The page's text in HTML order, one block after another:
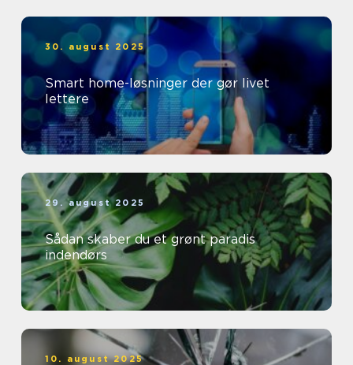
30. august 2025
Smart home-løsninger der gør livet
lettere
29. august 2025
Sådan skaber du et grønt paradis
indendørs
10. august 2025